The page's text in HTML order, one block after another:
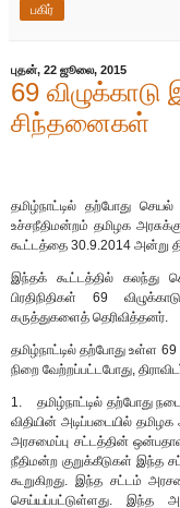
பகிர்
புதன், 22 ஜூலை, 2015
69 விழுக்காடு
சிந்தனைகள்
தமிழ்நாட்டில் தற்போது
உச்சநீதிமன்றம் தமிழக
கூட்டத்தை 30.9.2014 அன்று
இந்தக் கூட்டத்தில் கலந்து
பிரதிநிதிகள் 69
கருத்துகளைத் தெரிவித்தனர்.
தமிழ்நாட்டில் தற்போது உள்ள
நிறை வேற்றப்பட்டபோது,
1. தமிழ்நாட்டில் தற்போது
விதியின் அடிப்படையில்
அரசமைப்பு சட்டத்தின்
நீதிமன்ற குறுக்கீடுகள் இந்த
கூறுகிறது. இந்த சட்டம்
செய்யப்பட்டுள்ளது. இந்த